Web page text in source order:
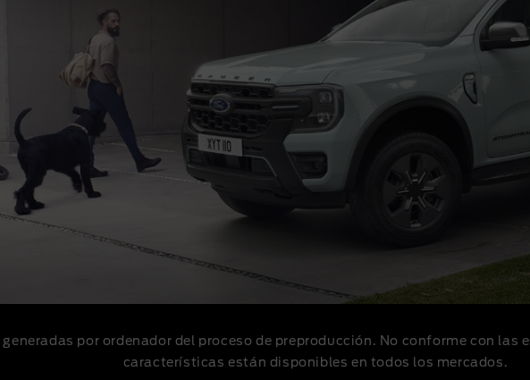
por ordenador del proceso de preproducción. No conforme con las
características están disponibles en todos los mercados.